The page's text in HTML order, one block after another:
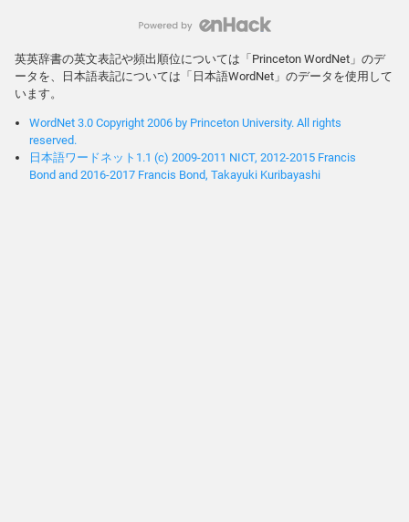
英英辞書の英文表記や頻出順位については「Princeton WordNet」のデ
ータを、日本語表記については「日本語WordNet」のデータを使用して
います。
WordNet 3.0 Copyright 2006 by Princeton University. All rights
reserved.
日本語ワードネット1.1 (c) 2009-2011 NICT, 2012-2015 Francis
Bond and 2016-2017 Francis Bond, Takayuki Kuribayashi